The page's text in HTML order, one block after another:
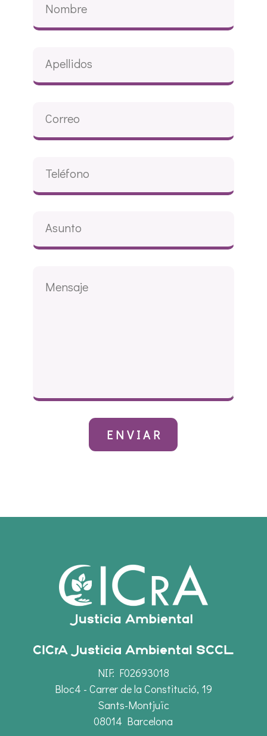
CICrA Justicia Ambiental SCCL
NIF: F02693018
Bloc4 - Carrer de la Constitució, 19
Sants-Montjuïc
08014 Barcelona